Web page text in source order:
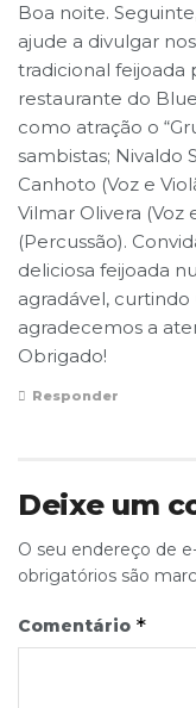
Boa noite.
ajude a divulgar
tradicional
restaurante do
como atração o
sambistas; Nivaldo
Canhoto (Voz e
Vilmar Olivera (Voz
(Percussão).
deliciosa feijoada
agradável,
agradecemos a
Obrigado!
Responder
Deixe um
O seu endereço de
obrigatórios são
Comentário *